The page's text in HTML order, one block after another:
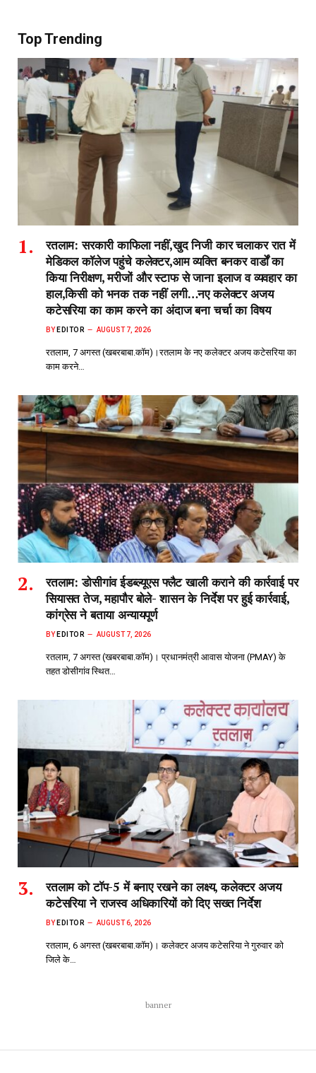
Top Trending
रतलाम: सरकारी काफिला नहीं,खुद निजी कार चलाकर रात में
मेडिकल कॉलेज पहुंचे कलेक्टर,आम व्यक्ति बनकर वार्डों का
किया निरीक्षण, मरीजों और स्टाफ से जाना इलाज व व्यवहार का
हाल,किसी को भनक तक नहीं लगी…नए कलेक्टर अजय
कटेसरिया का काम करने का अंदाज बना चर्चा का विषय
BY EDITOR AUGUST 7, 2026
रतलाम, 7 अगस्त (खबरबाबा.कॉम)।रतलाम के नए कलेक्टर अजय कटेसरिया का
काम करने…
रतलाम: डोसीगांव ईडब्ल्यूएस फ्लैट खाली कराने की कार्रवाई पर
सियासत तेज, महापौर बोले- शासन के निर्देश पर हुई कार्रवाई,
कांग्रेस ने बताया अन्यायपूर्ण
BY EDITOR AUGUST 7, 2026
रतलाम, 7 अगस्त (खबरबाबा.कॉम)। प्रधानमंत्री आवास योजना (PMAY) के
तहत डोसीगांव स्थित…
रतलाम को टॉप-5 में बनाए रखने का लक्ष्य, कलेक्टर अजय
कटेसरिया ने राजस्व अधिकारियों को दिए सख्त निर्देश
BY EDITOR AUGUST 6, 2026
रतलाम, 6 अगस्त (खबरबाबा.कॉम)। कलेक्टर अजय कटेसरिया ने गुरुवार को
जिले के…
banner